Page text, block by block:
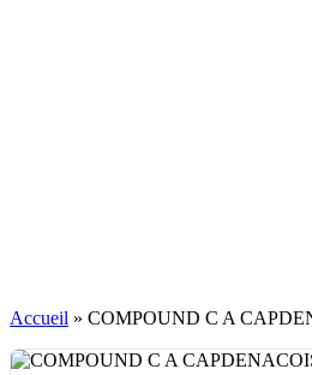
Accueil » COMPOUND C A